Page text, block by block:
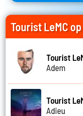
Tourist LeMC
Tourist
Adem
Tourist
Adieu